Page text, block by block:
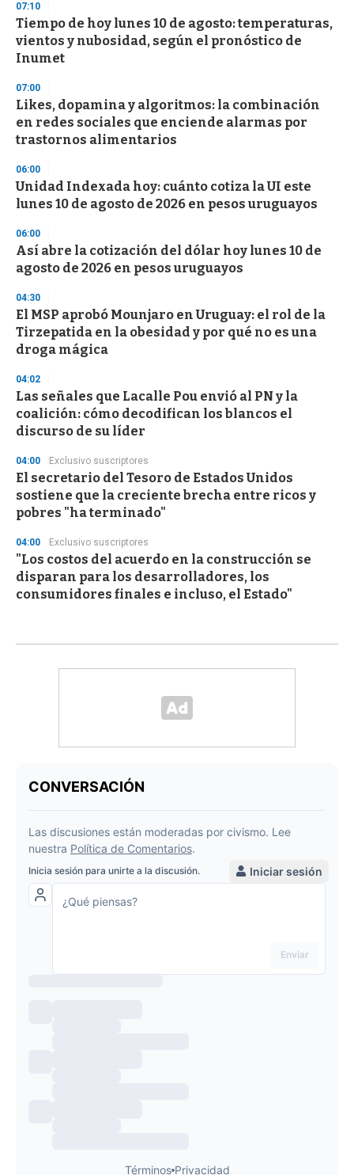
d
s
o
f
3
s
e
c
o
n
s
07:10
Tiempo de hoy lunes 10 de agosto: temperaturas,
vientos y nubosidad, según el pronóstico de
Inumet
07:00
Likes, dopamina y algoritmos: la combinación
en redes sociales que enciende alarmas por
trastornos alimentarios
06:00
Unidad Indexada hoy: cuánto cotiza la UI este
lunes 10 de agosto de 2026 en pesos uruguayos
06:00
Así abre la cotización del dólar hoy lunes 10 de
agosto de 2026 en pesos uruguayos
04:30
El MSP aprobó Mounjaro en Uruguay: el rol de la
Tirzepatida en la obesidad y por qué no es una
droga mágica
04:02
Las señales que Lacalle Pou envió al PN y la
coalición: cómo decodifican los blancos el
discurso de su líder
04:00 Exclusivo suscriptores
El secretario del Tesoro de Estados Unidos
sostiene que la creciente brecha entre ricos y
pobres "ha terminado"
04:00 Exclusivo suscriptores
"Los costos del acuerdo en la construcción se
disparan para los desarrolladores, los
consumidores finales e incluso, el Estado"